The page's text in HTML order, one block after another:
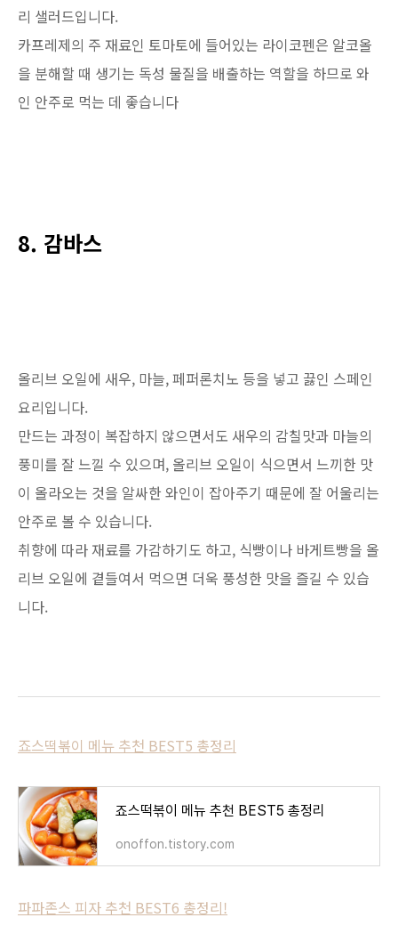
리 샐러드입니다.
카프레제의 주 재료인 토마토에 들어있는 라이코펜은 알코올
을 분해할 때 생기는 독성 물질을 배출하는 역할을 하므로 와
인 안주로 먹는 데 좋습니다
8. 감바스
올리브 오일에 새우, 마늘, 페퍼론치노 등을 넣고 끓인 스페인
요리입니다.
만드는 과정이 복잡하지 않으면서도 새우의 감칠맛과 마늘의
풍미를 잘 느낄 수 있으며, 올리브 오일이 식으면서 느끼한 맛
이 올라오는 것을 알싸한 와인이 잡아주기 때문에 잘 어울리는
안주로 볼 수 있습니다.
취향에 따라 재료를 가감하기도 하고, 식빵이나 바게트빵을 올
리브 오일에 곁들여서 먹으면 더욱 풍성한 맛을 즐길 수 있습
니다.
죠스떡볶이 메뉴 추천 BEST5 총정리
죠스떡볶이 메뉴 추천 BEST5 총정리
onoffon.tistory.com
파파존스 피자 추천 BEST6 총정리!